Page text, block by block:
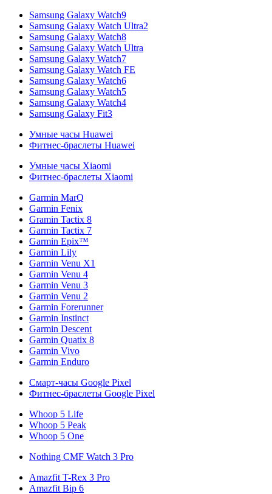
Samsung Galaxy Watch9
Samsung Galaxy Watch Ultra2
Samsung Galaxy Watch8
Samsung Galaxy Watch Ultra
Samsung Galaxy Watch7
Samsung Galaxy Watch FE
Samsung Galaxy Watch6
Samsung Galaxy Watch5
Samsung Galaxy Watch4
Samsung Galaxy Fit3
Умные часы Huawei
Фитнес-браслеты Huawei
Умные часы Xiaomi
Фитнес-браслеты Xiaomi
Garmin MarQ
Garmin Fenix
Gramin Tactix 8
Garmin Tactix 7
Garmin Epix™
Garmin Lily
Garmin Venu X1
Garmin Venu 4
Garmin Venu 3
Garmin Venu 2
Garmin Forerunner
Garmin Instinct
Garmin Descent
Garmin Quatix 8
Garmin Vivo
Garmin Enduro
Смарт-часы Google Pixel
Фитнес-браслеты Google Pixel
Whoop 5 Life
Whoop 5 Peak
Whoop 5 One
Nothing CMF Watch 3 Pro
Amazfit T-Rex 3 Pro
Amazfit Bip 6